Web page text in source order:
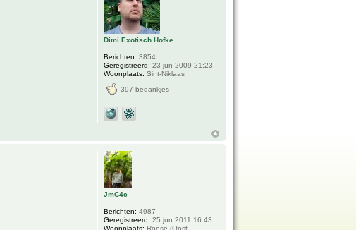
Dimi Exotisch Hofke
Berichten: 3854
Geregistreerd: 23 jun 2009 21:23
Woonplaats: Sint-Niklaas
397 bedankjes
JmC4c
Berichten: 4987
Geregistreerd: 25 jun 2011 16:43
Woonplaats: Ronse (Oost-